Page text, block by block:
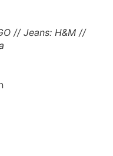
// Jeans: H&M //